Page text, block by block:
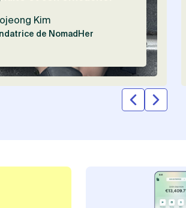
Kim
de NomadHer